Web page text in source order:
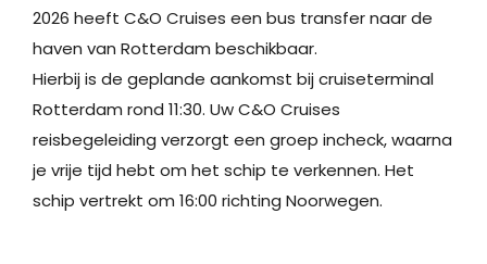
2026 heeft C&O Cruises een bus transfer naar de
haven van Rotterdam beschikbaar.
Hierbij is de geplande aankomst bij cruiseterminal
Rotterdam rond 11:30. Uw C&O Cruises
reisbegeleiding verzorgt een groep incheck, waarna
je vrije tijd hebt om het schip te verkennen. Het
schip vertrekt om 16:00 richting Noorwegen.